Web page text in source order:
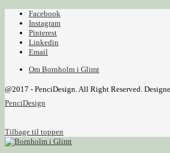
Facebook
Instagram
Pinterest
Linkedin
Email
Om Bornholm i Glimt
@2017 - PenciDesign. All Right Reserved.
PenciDesign
Tilbage til toppen